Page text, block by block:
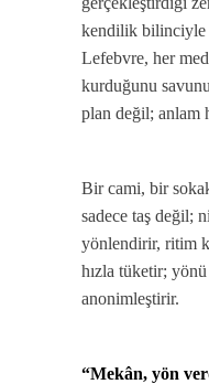
kendilik bilinciyle
Lefebvre, her
kurduğunu
plan değil; anlam
Bir cami, bir
sadece taş değil;
yönlendirir, ritim
hızla tüketir;
anonimleştirir.
“Mekân, yön